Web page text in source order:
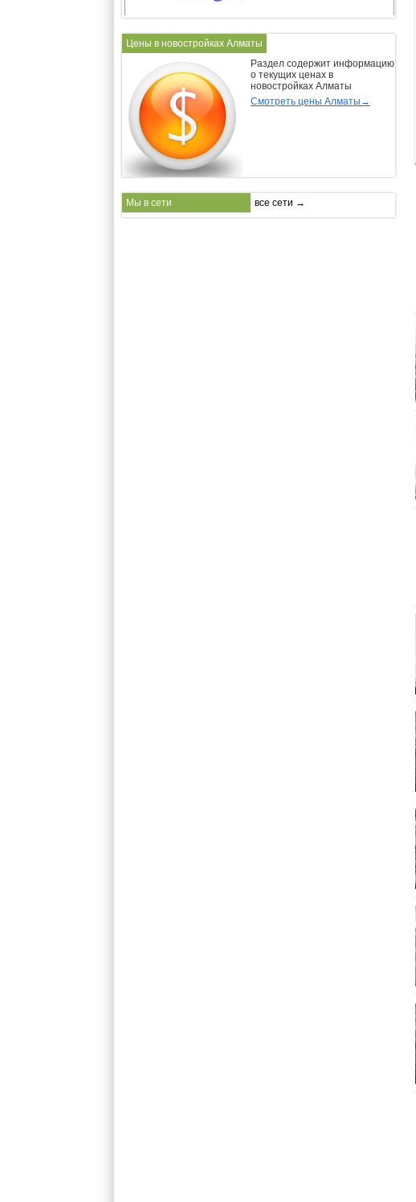
Цены в новостройках Алматы
Раздел содержит информацию
о текущих ценах в
новостройках Алматы
Смотреть цены Алматы→
Мы в сети все сети →